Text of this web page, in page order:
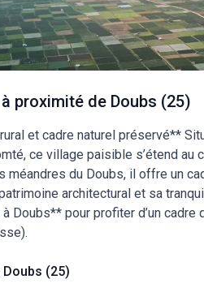
proximité de Doubs (25)
et cadre naturel préservé**
ce village paisible s’étend
méandres du Doubs, il offre un
architectural et sa
Doubs** pour profiter d’un
(25)